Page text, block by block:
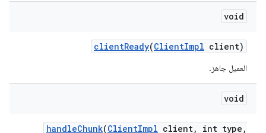
void
clientReady(ClientImpl client)
العميل جاهز.
void
handleChunk(ClientImpl client, int type ,